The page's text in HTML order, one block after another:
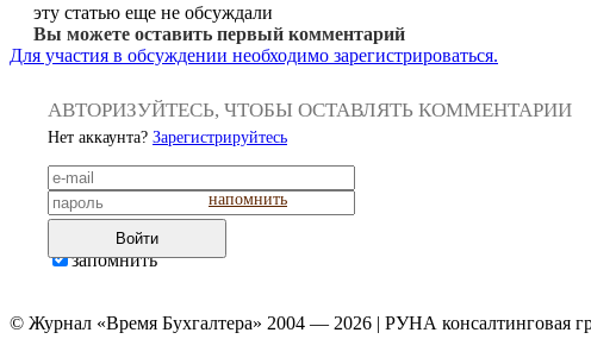
эту статью еще не обсуждали
Вы можете оставить первый комментарий
Для участия в обсуждении необходимо зарегистрироваться.
АВТОРИЗУЙТЕСЬ, ЧТОБЫ ОСТАВЛЯТЬ КОММЕНТАРИИ
Нет аккаунта? Зарегистрируйтесь
напомнить
Войти
запомнить
© Журнал «Время Бухгалтера» 2004 — 2026 | РУНА консалтинговая